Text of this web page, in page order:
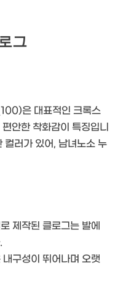
그
은 대표적인 크록스
안한 착화감이 특징입니
컬러가 있어, 남녀노소 누
제작된 클로그는 발에
구성이 뛰어나며 오랫